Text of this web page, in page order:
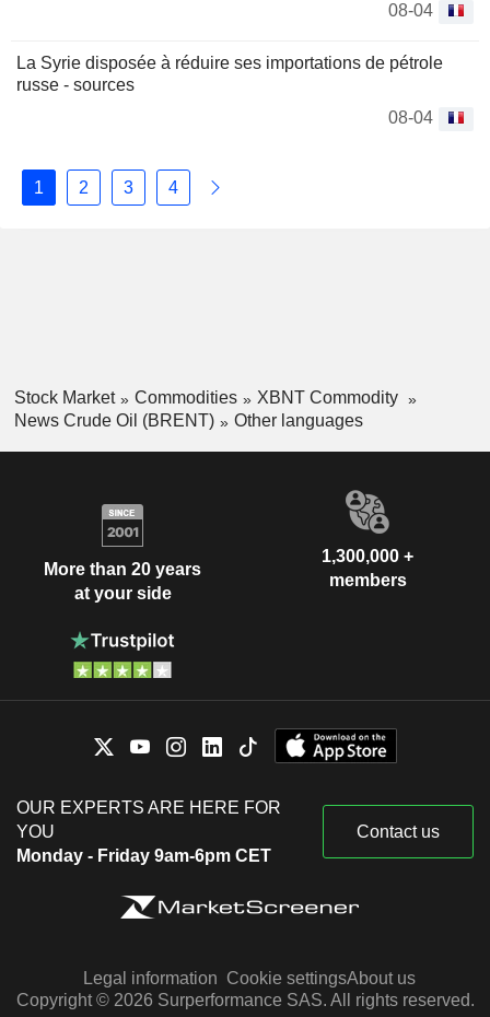
08-04
La Syrie disposée à réduire ses importations de pétrole
russe - sources
08-04
1 2 3 4
Stock Market Commodities
XBNT Commodity
News Crude Oil (BRENT)
Other languages
More than 20 years
at your side
1,300,000 +
members
OUR EXPERTS ARE HERE FOR
YOU
Monday - Friday 9am-6pm CET
Contact us
Legal information Cookie settingsAbout us
Copyright © 2026 Surperformance SAS. All rights reserved.